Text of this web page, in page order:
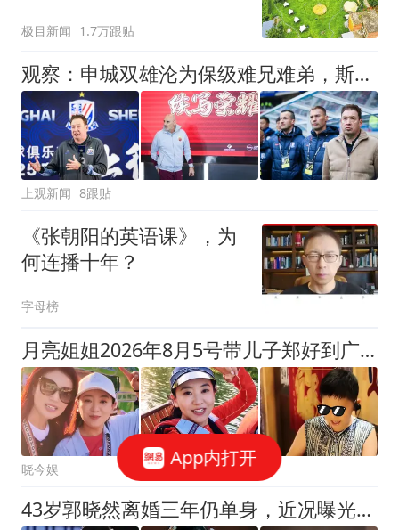
足；鼓励3-7天弹性长假，
构建“周五半天+周末+年
假”短途度假模式
极目新闻 1.7万跟贴
观察：申城双雄沦为保级难兄难弟，斯卢茨基下课会给穆斯卡特带来一些警示吗？
上观新闻 8跟贴
《张朝阳的英语课》，为
何连播十年？
字母榜
月亮姐姐2026年8月5号带儿子郑好到广西桂林度假，好闺蜜春妮陪同
晓今娱
43岁郭晓然离婚三年仍单身，近况曝光令人唏嘘
App内打开